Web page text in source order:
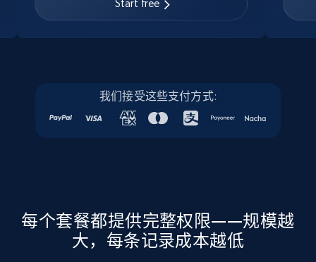
new jobs by keyword
Company id, Job location, Job summary, Job
2.2K+ 注册使用
Company id, Job location, Job summary, Job
seniority level, and more.
Start free
我们接受这些支付方式:
每个套餐都提供完整权限——规模越
大，每条记录成本越低